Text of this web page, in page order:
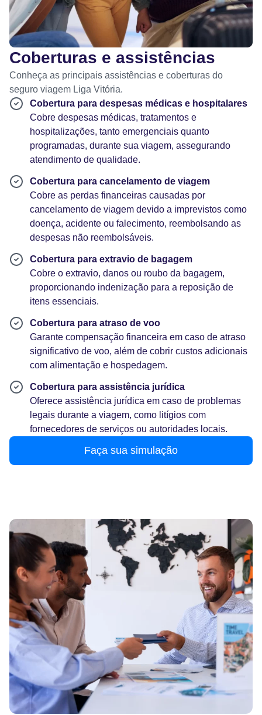
Coberturas e assistências
Conheça as principais assistências e coberturas do
seguro viagem Liga Vitória.
Cobertura para despesas médicas e hospitalares
Cobre despesas médicas, tratamentos e
hospitalizações, tanto emergenciais quanto
programadas, durante sua viagem, assegurando
atendimento de qualidade.
Cobertura para cancelamento de viagem
Cobre as perdas financeiras causadas por
cancelamento de viagem devido a imprevistos como
doença, acidente ou falecimento, reembolsando as
despesas não reembolsáveis.
Cobertura para extravio de bagagem
Cobre o extravio, danos ou roubo da bagagem,
proporcionando indenização para a reposição de
itens essenciais.
Cobertura para atraso de voo
Garante compensação financeira em caso de atraso
significativo de voo, além de cobrir custos adicionais
com alimentação e hospedagem.
Cobertura para assistência jurídica
Oferece assistência jurídica em caso de problemas
legais durante a viagem, como litígios com
fornecedores de serviços ou autoridades locais.
Faça sua simulação